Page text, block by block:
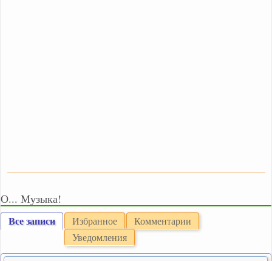
О... Музыка!
Все записи Избранное
Комментарии
Уведомления